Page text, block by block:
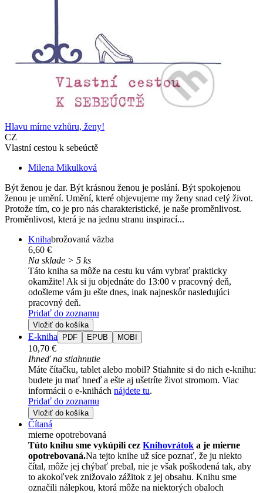
Hlavu mírne vzhůru, ženy!
CZ
Vlastní cestou k sebeúctě
Milena Mikulková
Být ženou je dar. Být krásnou ženou je poslání. Být spokojenou
ženou je umění. Umění, které objevujeme my ženy snad celý život.
Protože tím, co je pro nás charakteristické, je naše proměnlivost.
Proměnlivost, která je na jednu stranu inspirací...
Knihabrožovaná väzba
6,60 €
Na sklade > 5 ks
Táto kniha sa môže na cestu ku vám vybrať prakticky
okamžite! Ak si ju objednáte do 13:00 v pracovný deň,
odošleme vám ju ešte dnes, inak najneskôr nasledujúci
pracovný deň.
Pridať do zoznamu
Vložiť do košíka
E-kniha PDF EPUB MOBI
10,70 €
Ihneď na stiahnutie
Máte čítačku, tablet alebo mobil? Stiahnite si do nich e-knihu:
budete ju mať hneď a ešte aj ušetríte život stromom. Viac
informácii o e-knihách nájdete tu.
Pridať do zoznamu
Vložiť do košíka
Čítaná
mierne opotrebovaná
Túto knihu sme vykúpili cez Knihovrátok a je mierne
opotrebovaná.Na tejto knihe už síce poznať, že ju niekto
čítal, môže jej chýbať prebal, nie je však poškodená tak, aby
to akokoľvek znižovalo zážitok z jej obsahu. Knihu sme
označili nálepkou, ktorá môže na niektorých obaloch